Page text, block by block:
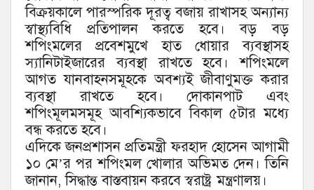
বিক্রয়কালে পারস্পরিক দূরত্ব বজায় রাখাসহ অন্যান্য
স্বাস্থ্যবিধি প্রতিপালন করতে হবে। বড় বড়
শপিংমলের প্রবেশমুখে হাত ধোয়ার ব্যবস্থাসহ
স্যানিটাইজারের ব্যবস্থা রাখতে হবে। শপিংমলে
আগত যানবাহনসমূহকে অবশ্যই জীবাণুমক্ত করার
ব্যবস্থা রাখতে হবে। দোকানপাট এবং
শপিংমূলমসমূহ আবশ্যিকভাবে বিকাল ৫টার মধ্যে
বন্ধ করতে হবে।
এদিকে জনপ্রশাসন প্রতিমন্ত্রী ফরহাদ হোসেন আগামী
১০ মে’র পর শপিংমল খোলার অভিমত দেন। তিনি
জানান, সিদ্ধান্ত বাস্তবায়ন করবে স্বরাষ্ট্র মন্ত্রণালয়।